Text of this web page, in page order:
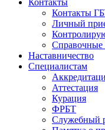
Контакты
Контакты
Личный
Наставничество
Специалистам
Аттестация
Курация
ФРБТ
Служебный